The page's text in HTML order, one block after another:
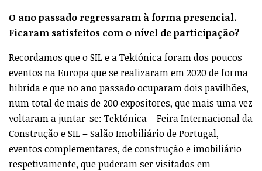
O ano passado regressaram à forma presencial.
Ficaram satisfeitos com o nível de participação?
Recordamos que o SIL e a Tektónica foram dos poucos
eventos na Europa que se realizaram em 2020 de forma
hibrida e que no ano passado ocuparam dois pavilhões,
num total de mais de 200 expositores, que mais uma vez
voltaram a juntar-se: Tektónica – Feira Internacional da
Construção e SIL – Salão Imobiliário de Portugal,
eventos complementares, de construção e imobiliário
respetivamente, que puderam ser visitados em